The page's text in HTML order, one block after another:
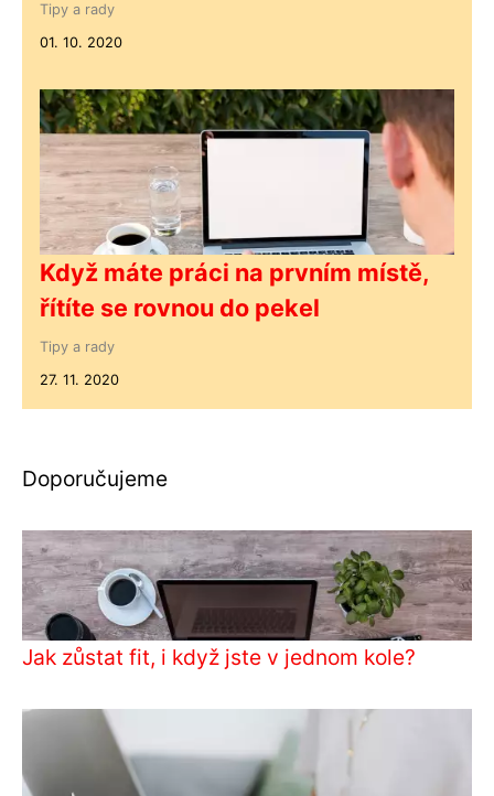
Tipy a rady
01. 10. 2020
Když máte práci na prvním místě,
řítíte se rovnou do pekel
Tipy a rady
27. 11. 2020
Doporučujeme
Jak zůstat fit, i když jste v jednom kole?